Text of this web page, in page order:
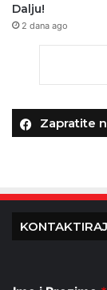
Dalju!
2 dana ago
Zapratite